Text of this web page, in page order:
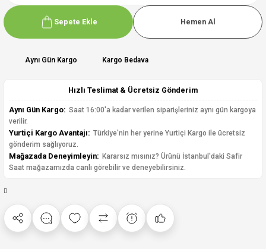
Sepete Ekle Hemen Al
Aynı Gün Kargo Kargo Bedava
Hızlı Teslimat & Ücretsiz Gönderim
Aynı Gün Kargo: Saat 16:00'a kadar verilen siparişleriniz aynı gün kargoya
verilir.
Yurtiçi Kargo Avantajı: Türkiye'nin her yerine Yurtiçi Kargo ile ücretsiz
gönderim sağlıyoruz.
Mağazada Deneyimleyin: Kararsız mısınız? Ürünü İstanbul'daki Safir
Saat mağazamızda canlı görebilir ve deneyebilirsiniz.